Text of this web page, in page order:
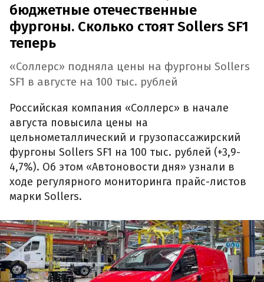
бюджетные отечественные
фургоны. Сколько стоят Sollers SF1
теперь
«Соллерс» подняла цены на фургоны Sollers
SF1 в августе на 100 тыс. рублей
Российская компания «Соллерс» в начале
августа повысила цены на
цельнометаллический и грузопассажирский
фургоны Sollers SF1 на 100 тыс. рублей (+3,9-
4,7%). Об этом «Автоновости дня» узнали в
ходе регулярного мониторинга прайс-листов
марки Sollers.